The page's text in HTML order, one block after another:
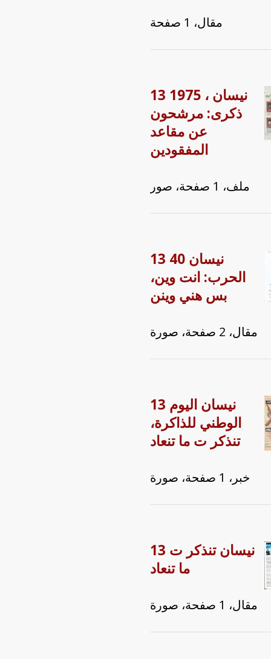
مقال، 1 صفحة
13 نيسان ، 1975
ذكرى: مرشحون
عن مقاعد
المفقودين
ملف، 1 صفحة، صور
13 نيسان 40
الحرب: انت وين،
بس هني وينن
مقال، 2 صفحة، صورة
13 نيسان اليوم
الوطني للذاكرة،
تنذكر ت ما تنعاد
خبر، 1 صفحة، صورة
13 نيسان تنذكر ت
ما تنعاد
مقال، 1 صفحة، صورة